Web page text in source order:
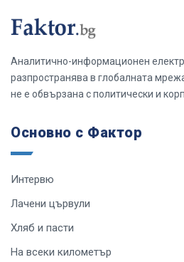
Аналитично-информационен
разпространява в глобалната
не е обвързана с политически и
Основно с Фактор
Интервю
Лачени цървули
Хляб и пасти
На всеки километър